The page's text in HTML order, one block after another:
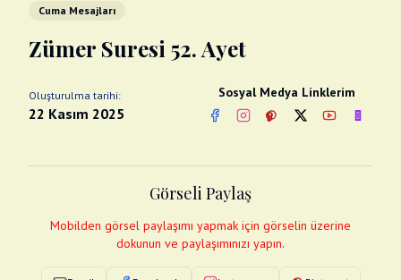
Diğer
Abdest Videoları
Fotograflar
Cuma Mesajları
Zümer Suresi 52. Ayet
Oluşturulma tarihi:
22 Kasım 2025
Sosyal Medya Linklerim
FacebookInstagram
PinterestTwitterYouTube
Görseli Paylaş
Mobilden görsel paylaşımı yapmak için görselin üzerine
dokunun ve paylaşımınızı yapın.